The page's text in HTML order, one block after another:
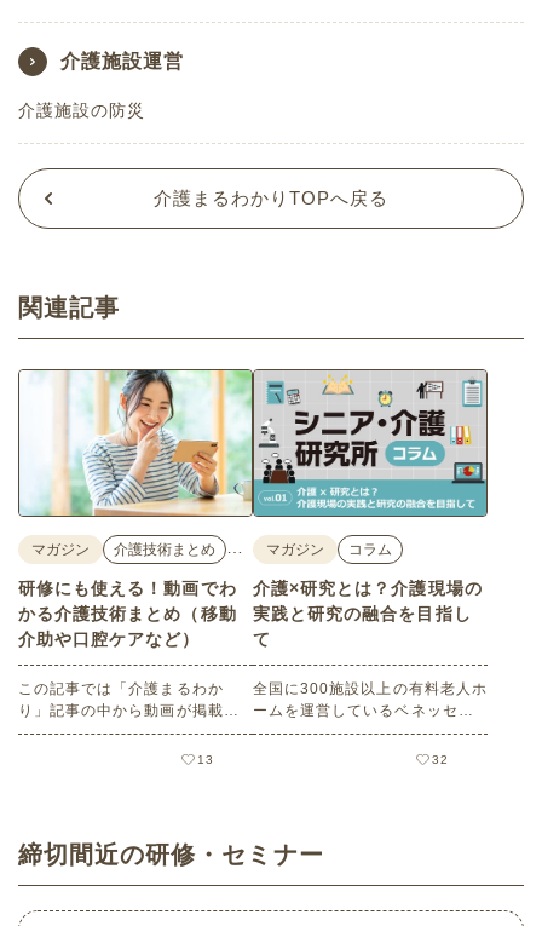
介護施設運営
介護施設の防災
介護まるわかりTOPへ戻る
関連記事
マガジン 介護技術まとめ
研修にも使える！動画でわ
かる介護技術まとめ（移動
介助や口腔ケアなど）
この記事では「介護まるわか
り」記事の中から動画が掲載さ
れている記事をご紹介します。
13
マガジン コラム
介護×研究とは？介護現場の
実践と研究の融合を目指し
て
全国に300施設以上の有料老人ホ
ームを運営しているベネッセス
タイルケアの社内シンクタンク
（研究機関）である「ベネッセ
現場で活躍されている方に向け
て、役立つ情報を発信する連載
コラム。記念すべき第1回目をお
32
締切間近の研修・セミナー